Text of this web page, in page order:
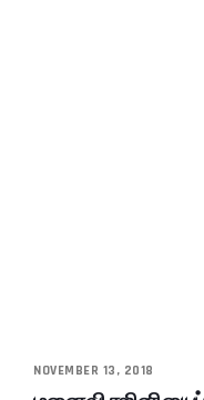
NOVEMBER 13, 2018